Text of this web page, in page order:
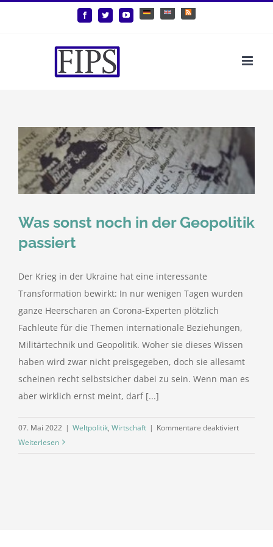
FacebookTwitterYouTubeDeutschEnglish Benutzerdefiniert
Was sonst noch in der Geopolitik
passiert
Der Krieg in der Ukraine hat eine interessante
Transformation bewirkt: In nur wenigen Tagen wurden
ganze Heerscharen an Corona-Experten plötzlich
Fachleute für die Themen internationale Beziehungen,
Militärtechnik und Geopolitik. Woher sie dieses Wissen
haben wird zwar nicht preisgegeben, doch sie allesamt
scheinen recht selbstsicher dabei zu sein. Wenn man es
aber wirklich ernst meint, darf [...]
07. Mai 2022 | Weltpolitik, Wirtschaft | Kommentare deaktiviertfür
Weiterlesen